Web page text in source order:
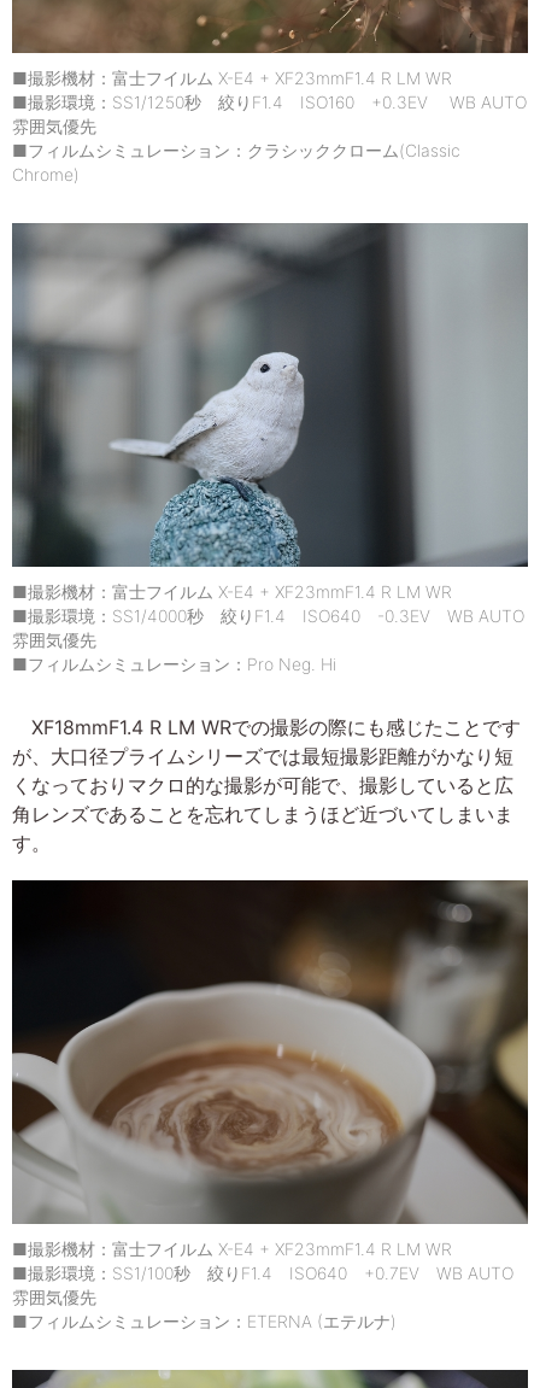
■撮影機材：富士フイルム X-E4 + XF23mmF1.4 R LM WR
■撮影環境：SS1/1250秒 絞りF1.4 ISO160 +0.3EV WB AUTO
雰囲気優先
■フィルムシミュレーション：クラシッククローム(Classic
Chrome)
■撮影機材：富士フイルム X-E4 + XF23mmF1.4 R LM WR
■撮影環境：SS1/4000秒 絞りF1.4 ISO640 -0.3EV WB AUTO
雰囲気優先
■フィルムシミュレーション：Pro Neg. Hi
XF18mmF1.4 R LM WRでの撮影の際にも感じたことです
が、大口径プライムシリーズでは最短撮影距離がかなり短
くなっておりマクロ的な撮影が可能で、撮影していると広
角レンズであることを忘れてしまうほど近づいてしまいま
す。
■撮影機材：富士フイルム X-E4 + XF23mmF1.4 R LM WR
■撮影環境：SS1/100秒 絞りF1.4 ISO640 +0.7EV WB AUTO
雰囲気優先
■フィルムシミュレーション：ETERNA (エテルナ)